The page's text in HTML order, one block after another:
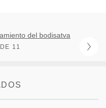
del bodisatva
11